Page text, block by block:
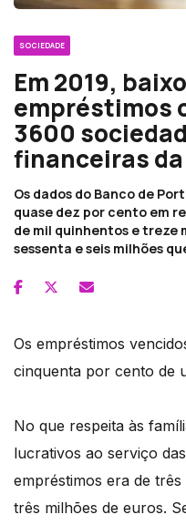
SOCIEDADE
Em 2019,
empréstimos
3600
financeiras
Os dados do Banco de
quase dez por cento em
de mil quinhentos e treze
sessenta e seis milhões
Os empréstimos
cinquenta por cento de
No que respeita às
lucrativos ao serviço
empréstimos era de
três milhões de euros.